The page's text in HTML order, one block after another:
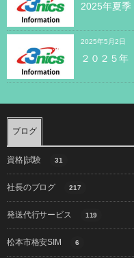
2025年夏
2025年5月2日
２０２５
ブログ
資格|試験 31
社長のブログ 217
発送代行サービス 119
松本市格安SIM 6